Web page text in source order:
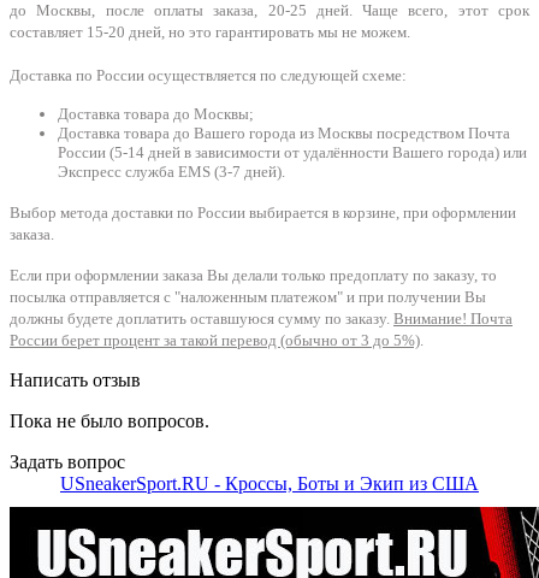
до Москвы, после оплаты заказа, 20-25 дней. Чаще всего, этот срок
составляет 15-20 дней, но это гарантировать мы не можем.
Доставка по России осуществляется по следующей схеме:
Доставка товара до Москвы;
Доставка товара до Вашего города из Москвы посредством Почта
России (5-14 дней в зависимости от удалённости Вашего города) или
Экспресс служба EMS (3-7 дней).
Выбор метода доставки по России выбирается в корзине, при оформлении
заказа.
Если при оформлении заказа Вы делали только предоплату по заказу, то
посылка отправляется с "наложенным платежом" и при получении Вы
должны будете доплатить оставшуюся сумму по заказу. Внимание! Почта
России берет процент за такой перевод (обычно от 3 до 5%).
Написать отзыв
Пока не было вопросов.
Задать вопрос
USneakerSport.RU - Кроссы, Боты и Экип из США